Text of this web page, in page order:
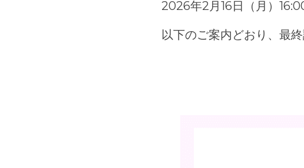
2026年2月16日（月）16:00
以下のご案内どおり、最